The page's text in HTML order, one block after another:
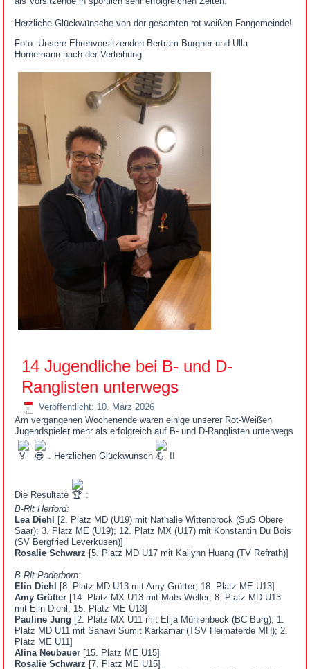
Herzliche Glückwünsche von der gesamten rot-weißen Fangemeinde!
Foto: Unsere Ehrenvorsitzenden Bertram Burgner und Ulla
Hornemann nach der Verleihung
14 Jugendliche bei B- und D-
Ranglisten unterwegs
Veröffentlicht: 10. März 2026
Am vergangenen Wochenende waren einige unserer Rot-Weißen
Jugendspieler mehr als erfolgreich auf B- und D-Ranglisten unterwegs
. Herzlichen Glückwunsch !!
Die Resultate
:
B-Rlt Herford:
Lea Diehl
[2. Platz MD (U19) mit Nathalie Wittenbrock (SuS Obere
Saar); 3. Platz ME (U19); 12. Platz MX (U17) mit Konstantin Du Bois
(SV Bergfried Leverkusen)]
Rosalie Schwarz [5. Platz MD U17 mit Kailynn Huang (TV Refrath)]
B-Rlt Paderborn:
Elin Diehl
[8. Platz MD U13 mit Amy Grütter; 18. Platz ME U13]
Amy Grütter [14. Platz MX U13 mit Mats Weller; 8. Platz MD U13
mit Elin Diehl; 15. Platz ME U13]
Pauline Jung [2. Platz MX U11 mit Elija Mühlenbeck (BC Burg); 1.
Platz MD U11 mit Sanavi Sumit Karkamar (TSV Heimaterde MH); 2.
Platz ME U11]
Alina Neubauer [15. Platz ME U15]
Rosalie Schwarz [7. Platz ME U15]